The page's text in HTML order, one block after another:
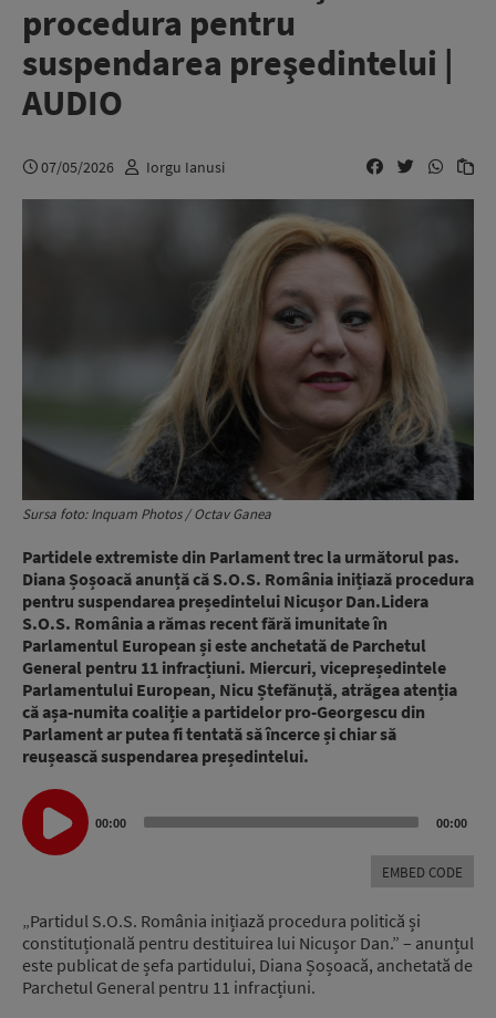
procedura pentru
suspendarea preşedintelui |
AUDIO
07/05/2026 Iorgu Ianusi
Sursa foto: Inquam Photos / Octav Ganea
Partidele extremiste din Parlament trec la următorul pas.
Diana Șoșoacă anunță că S.O.S. România inițiază procedura
pentru suspendarea președintelui Nicușor Dan.Lidera
S.O.S. România a rămas recent fără imunitate în
Parlamentul European și este anchetată de Parchetul
General pentru 11 infracțiuni. Miercuri, vicepreședintele
Parlamentului European, Nicu Ștefănuță, atrăgea atenția
că așa-numita coaliție a partidelor pro-Georgescu din
Parlament ar putea fi tentată să încerce și chiar să
reușească suspendarea președintelui.
Audio
Player
00:00 00:00
EMBED CODE
„Partidul S.O.S. România inițiază procedura politică și
constituțională pentru destituirea lui Nicușor Dan.” – anunțul
este publicat de șefa partidului, Diana Șoșoacă, anchetată de
Parchetul General pentru 11 infracțiuni.